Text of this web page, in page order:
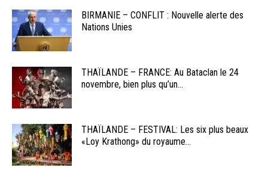
BIRMANIE – CONFLIT : Nouvelle alerte des
Nations Unies
THAÏLANDE – FRANCE: Au Bataclan le 24
novembre, bien plus qu’un...
THAÏLANDE – FESTIVAL: Les six plus beaux
«Loy Krathong» du royaume...